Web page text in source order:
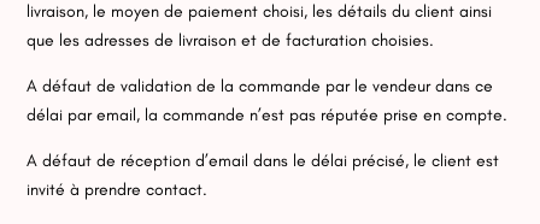
livraison, le moyen de paiement choisi, les détails du client ainsi
que les adresses de livraison et de facturation choisies.
A défaut de validation de la commande par le vendeur dans ce
délai par email, la commande n’est pas réputée prise en compte.
A défaut de réception d’email dans le délai précisé, le client est
invité à prendre contact.